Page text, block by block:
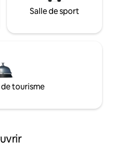
Salle de sport
tourisme